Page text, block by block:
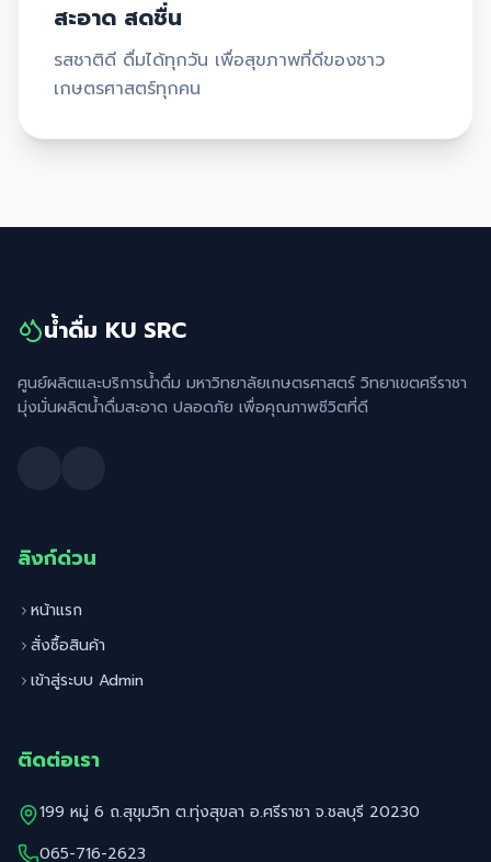
สะอาด สดชื่น
รสชาติดี ดื่มได้ทุกวัน เพื่อสุขภาพที่ดีของชาว
เกษตรศาสตร์ทุกคน
น้ำดื่ม KU SRC
ศูนย์ผลิตและบริการน้ำดื่ม มหาวิทยาลัยเกษตรศาสตร์ วิทยาเขตศรีราชา
มุ่งมั่นผลิตน้ำดื่มสะอาด ปลอดภัย เพื่อคุณภาพชีวิตที่ดี
ลิงก์ด่วน
หน้าแรก
สั่งซื้อสินค้า
เข้าสู่ระบบ Admin
ติดต่อเรา
199 หมู่ 6 ถ.สุขุมวิท ต.ทุ่งสุขลา อ.ศรีราชา จ.ชลบุรี 20230
065-716-2623